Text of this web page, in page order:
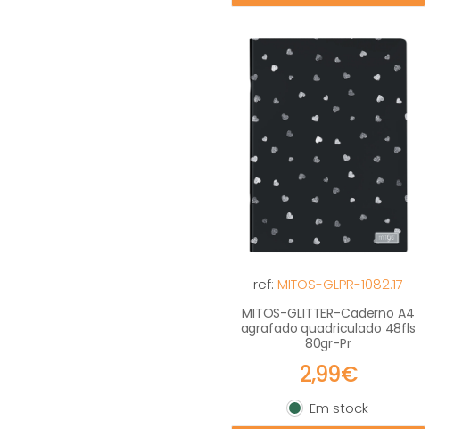
ref: MITOS-GLPR-1082.17
MITOS-GLITTER-Caderno A4
agrafado quadriculado 48fls
80gr-Pr
2,99€
Em stock
Em stock